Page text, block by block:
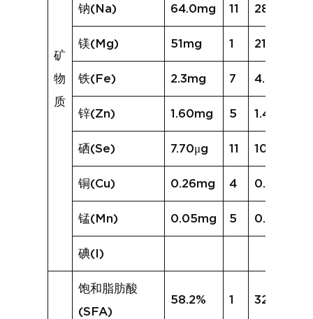
矿
物
质
钠(Na) 64.0mg 11 280.8mg
镁(Mg) 51mg 1 21mg
铁(Fe) 2.3mg 7 4.7mg
锌(Zn) 1.60mg 5 1.42mg
硒(Se) 7.70μg 11 10.79μg
铜(Cu) 0.26mg 4 0.25mg
锰(Mn) 0.05mg 5 0.09mg
碘(I)
饱和脂肪酸
(SFA)
58.2% 1 32.0%